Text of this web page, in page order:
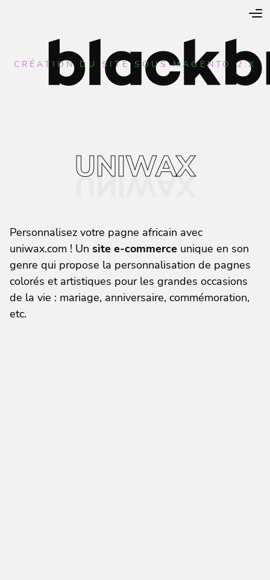
CRÉATION DU SITE SOUS MAGENTO 2.X
UNIWAX
Personnalisez votre pagne africain avec
uniwax.com ! Un site e-commerce unique en son
genre qui propose la personnalisation de pagnes
colorés et artistiques pour les grandes occasions
de la vie : mariage, anniversaire, commémoration,
etc.